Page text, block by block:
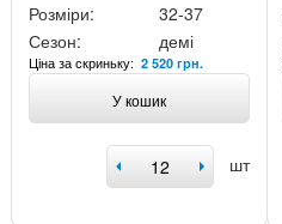
Розміри:
32-37
Сезон:
демі
Ціна за скриньку: 2 520 грн.
У кошик
шт